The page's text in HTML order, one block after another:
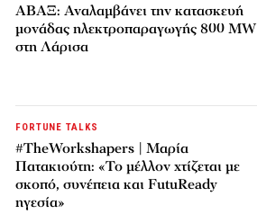
ΑΒΑΞ: Αναλαμβάνει την κατασκευή
μονάδας ηλεκτροπαραγωγής 800 MW
στη Λάρισα
FORTUNE TALKS
#TheWorkshapers | Μαρία
Πατακιούτη: «Το μέλλον χτίζεται με
σκοπό, συνέπεια και FutuReady
ηγεσία»